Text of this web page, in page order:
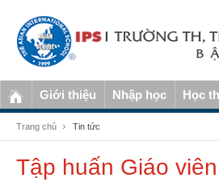
Giới thiệu Nhập học Học
Trang chủ Tin tức
Tập huấn Giáo